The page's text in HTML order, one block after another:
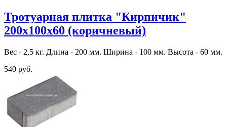
Тротуарная плитка "Кирпичик"
200х100х60 (коричневый)
Вес - 2,5 кг. Длина - 200 мм. Ширина - 100 мм. Высота - 60 мм.
540 руб.